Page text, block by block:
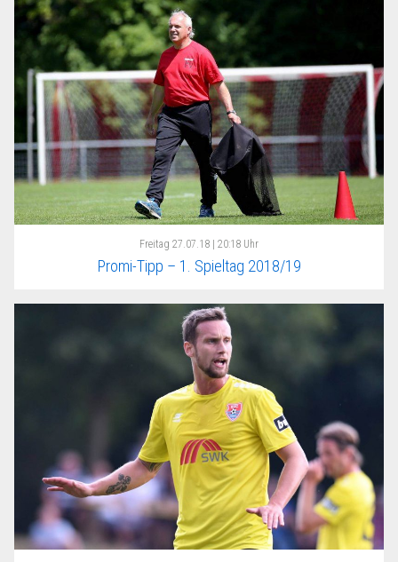
Freitag 27.07.18 | 20:18 Uhr
Promi-Tipp – 1. Spieltag 2018/19